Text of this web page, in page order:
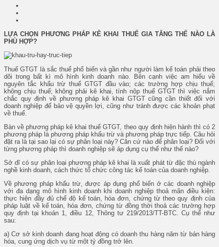
LỰA CHỌN PHƯƠNG PHÁP KÊ KHAI THUẾ GIA TĂNG THẾ NÀO LÀ
PHÙ HỢP?
Thuế GTGT là sắc thuế phổ biến và gần như người làm kế toán phải theo
dõi trong bất kì mô hình kinh doanh nào. Bên cạnh việc am hiểu về
nguyên tắc khấu trừ thuế GTGT đầu vào; các trường hợp chịu thuế;
không chịu thuế; không phải kê khai, tính nộp thuế GTGT thì việc nắm
chắc quy định về phương pháp kê khai GTGT cũng cần thiết đối với
doanh nghiệp để bảo vệ quyền lợi, cũng như tránh được các khoản phạt
về thuế.
Bàn về phương pháp kê khai thuế GTGT, theo quy định hiện hành thì có 2
phương pháp là phương pháp khấu trừ và phương pháp trực tiếp. Câu hỏi
đặt ra là tại sao lại có sự phân loại này? Căn cứ nào để phân loại? Đối với
từng phương pháp thì doanh nghiệp sẽ áp dụng cụ thể như thế nào?
Sở dĩ có sự phân loại phương pháp kê khai là xuất phát từ đặc thù ngành
nghề kinh doanh, cách thức tổ chức công tác kế toán của doanh nghiệp.
Về phương pháp khấu trừ, được áp dụng phổ biến ở các doanh nghiệp
với đa dạng mô hình kinh doanh khi doanh nghiệp thoả mãn điều kiện:
thực hiện đầy đủ chế độ kế toán, hóa đơn, chứng từ theo quy định của
pháp luật về kế toán, hóa đơn, chứng từ đồng thời thoả các trường hợp
quy định tại khoản 1, điều 12, Thông tư 219/2013/TT-BTC. Cụ thể như
sau:
a) Cơ sở kinh doanh đang hoạt động có doanh thu hàng năm từ bán hàng
hóa, cung ứng dịch vụ từ một tỷ đồng trở lên.